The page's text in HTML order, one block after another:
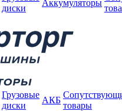
диски
Аккумуляторы
Грузовые
диски
АКБ
товары